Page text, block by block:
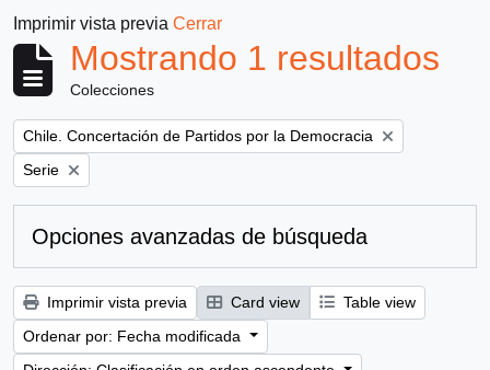
Imprimir vista previa Cerrar
Mostrando 1 resultados
Colecciones
Remove filter:
Chile. Concertación de Partidos por la Democracia
Remove filter:
Serie
Opciones avanzadas de búsqueda
Imprimir vista previa Card view
Table view
Ordenar por: Fecha modificada